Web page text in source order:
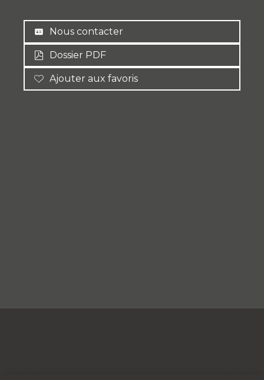
Nous contacter
Dossier PDF
Ajouter aux favoris